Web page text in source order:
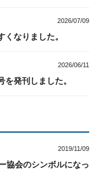
2026/07/09
なりました。
2026/06/11
発刊しました。
2019/11/09
協会のシンボルになっ